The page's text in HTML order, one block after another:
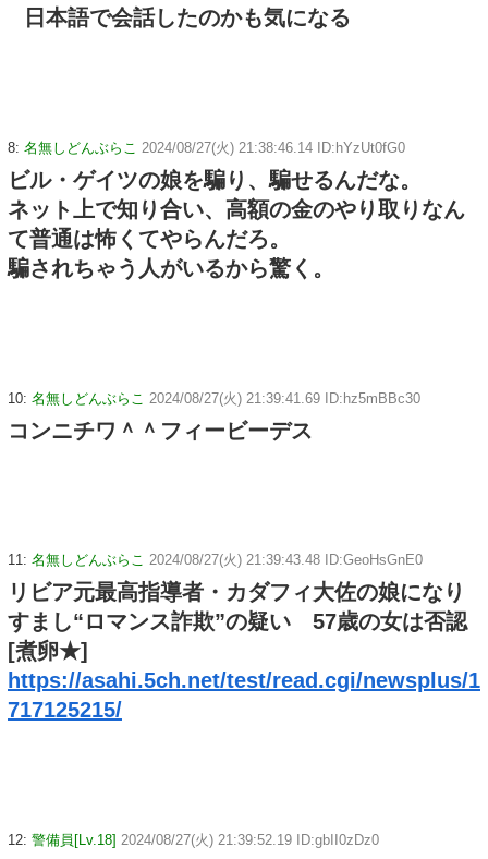
日本語で会話したのかも気になる
8: 名無しどんぶらこ 2024/08/27(火) 21:38:46.14 ID:hYzUt0fG0
ビル・ゲイツの娘を騙り、騙せるんだな。
ネット上で知り合い、高額の金のやり取りなん
て普通は怖くてやらんだろ。
騙されちゃう人がいるから驚く。
10: 名無しどんぶらこ 2024/08/27(火) 21:39:41.69 ID:hz5mBBc30
コンニチワ＾＾フィービーデス
11: 名無しどんぶらこ 2024/08/27(火) 21:39:43.48 ID:GeoHsGnE0
リビア元最高指導者・カダフィ大佐の娘になり
すまし“ロマンス詐欺”の疑い 57歳の女は否認
[煮卵★]
https://asahi.5ch.net/test/read.cgi/newsplus/1
717125215/
12: 警備員[Lv.18] 2024/08/27(火) 21:39:52.19 ID:gbII0zDz0